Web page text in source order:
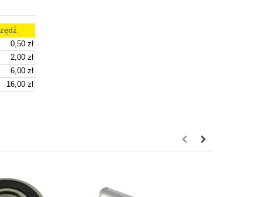
0,50 zł
2,00 zł
6,00 zł
16,00 zł